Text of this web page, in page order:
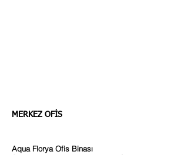
MERKEZ OFİS
Aqua Florya Ofis Binası